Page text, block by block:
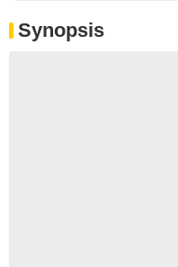
Synopsis